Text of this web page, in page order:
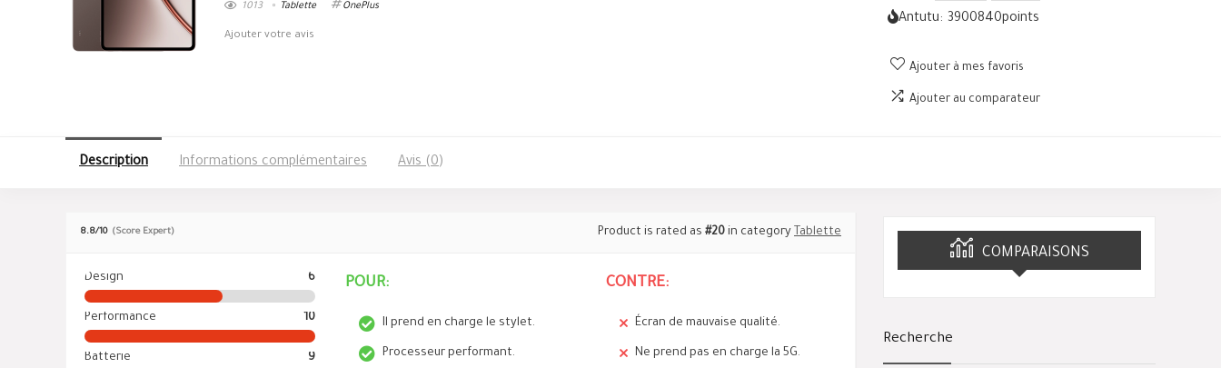
1013 Tablette OnePlus
Ajouter votre avis
Antutu: 3900840points
Ajouter à mes favoris
Ajouter au comparateur
Description Informations complémentaires Avis (0)
8.8/10 (Score Expert) Product is rated as #20 in category Tablette
Design 6
Performance 10
Batterie 9
POUR:
Il prend en charge le stylet.
Processeur performant.
CONTRE:
Écran de mauvaise qualité.
Ne prend pas en charge la 5G.
COMPARAISONS
Recherche